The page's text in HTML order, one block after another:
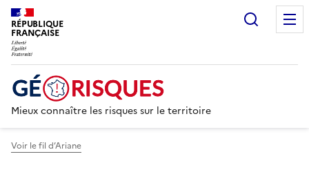
RÉPUBLIQUE
FRANÇAISE
Mieux connaître les risques sur le territoire
Voir le fil d’Ariane